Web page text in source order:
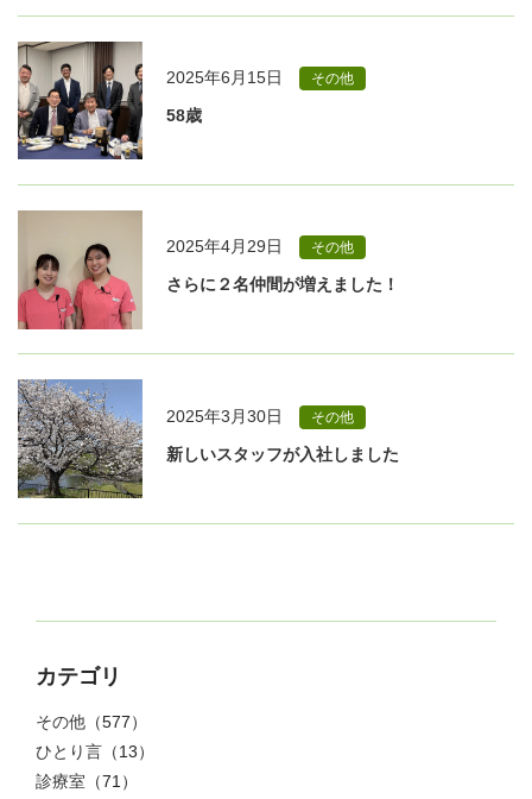
2025年6月15日 その他
58歳
2025年4月29日 その他
さらに２名仲間が増えました！
2025年3月30日 その他
新しいスタッフが入社しました
カテゴリ
その他 （577）
ひとり言 （13）
診療室 （71）